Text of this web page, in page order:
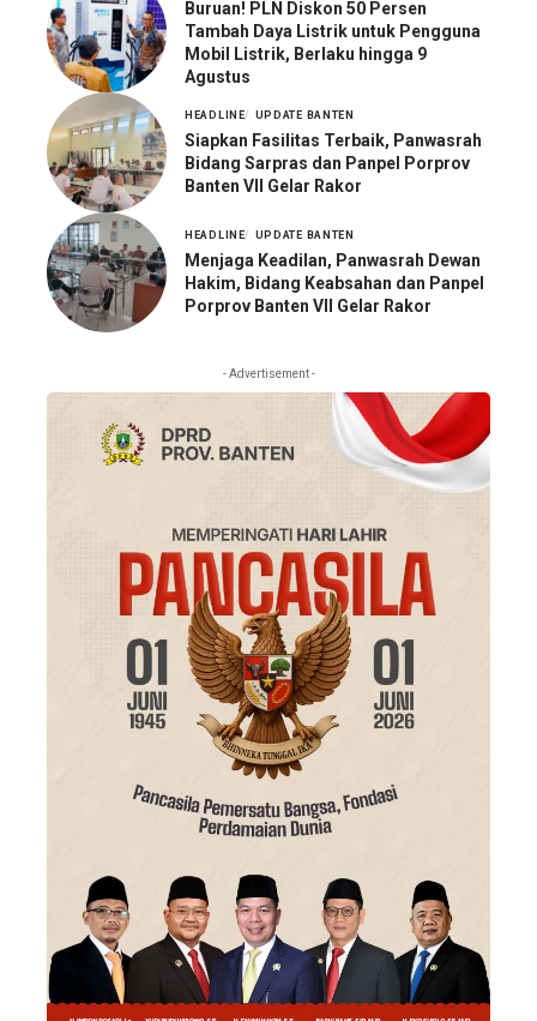
Buruan! PLN Diskon 50 Persen
Tambah Daya Listrik untuk Pengguna
Mobil Listrik, Berlaku hingga 9
Agustus
HEADLINE UPDATE BANTEN
Siapkan Fasilitas Terbaik, Panwasrah
Bidang Sarpras dan Panpel Porprov
Banten VII Gelar Rakor
HEADLINE UPDATE BANTEN
Menjaga Keadilan, Panwasrah Dewan
Hakim, Bidang Keabsahan dan Panpel
Porprov Banten VII Gelar Rakor
- Advertisement -